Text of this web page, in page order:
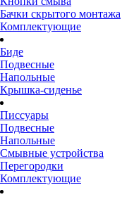
Бачки скрытого монтажа
Комплектующие
Биде
Подвесные
Напольные
Крышка-сиденье
Писсуары
Подвесные
Напольные
Смывные устройства
Перегородки
Комплектующие